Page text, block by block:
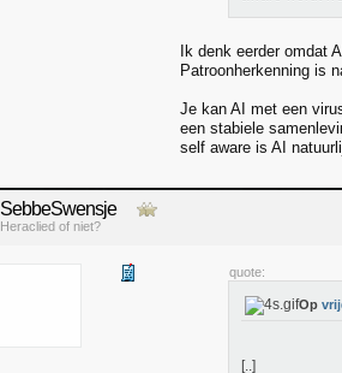
Ik denk eerder omdat
Patroonherkenning is
Je kan AI met een
een stabiele
self aware is AI
SebbeSwensje
Heraclied of niet?
quote:
Op
[..]